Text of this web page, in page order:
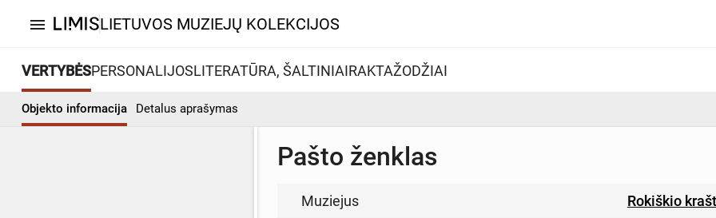
menu LIETUVOS MUZIEJŲ KOLEKCIJOS
VERTYBĖSPERSONALIJOSLITERATŪRA, ŠALTINIAIRAKTAŽODŽIAI
Objekto informacija Detalus aprašymas
Pašto ženklas
Muziejus Rokiškio